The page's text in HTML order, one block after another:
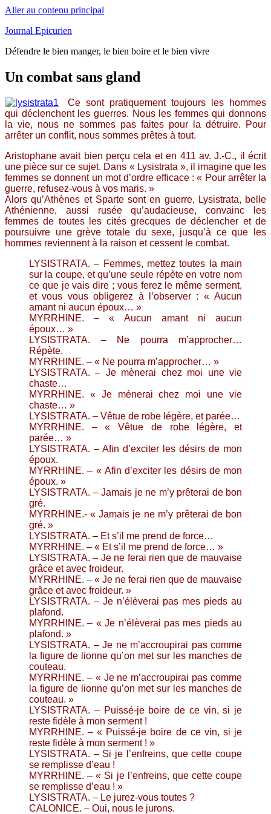
Aller au contenu principal
Journal Epicurien
Défendre le bien manger, le bien boire et le bien vivre
Un combat sans gland
Ce sont pratiquement toujours les hommes
qui déclenchent les guerres. Nous les femmes qui donnons
la vie, nous ne sommes pas faites pour la détruire. Pour
arrêter un conflit, nous sommes prêtes à tout.
Aristophane avait bien perçu cela et en 411 av. J.-C., il écrit
une pièce sur ce sujet. Dans « Lysistrata », il imagine que les
femmes se donnent un mot d’ordre efficace : « Pour arrêter la
guerre, refusez-vous à vos maris. »
Alors qu’Athènes et Sparte sont en guerre, Lysistrata, belle
Athénienne, aussi rusée qu’audacieuse, convainc les
femmes de toutes les cités grecques de déclencher et de
poursuivre une grève totale du sexe, jusqu’à ce que les
hommes reviennent à la raison et cessent le combat.
LYSISTRATA. – Femmes, mettez toutes la main
sur la coupe, et qu’une seule répète en votre nom
ce que je vais dire ; vous ferez le même serment,
et vous vous obligerez à l’observer : « Aucun
amant ni aucun époux… »
MYRRHINE. – « Aucun amant ni aucun
époux… »
LYSISTRATA. – Ne pourra m’approcher…
Répète.
MYRRHINE. – « Ne pourra m’approcher… »
LYSISTRATA. – Je mènerai chez moi une vie
chaste…
MYRRHINE. « Je mènerai chez moi une vie
chaste… »
LYSISTRATA. – Vêtue de robe légère, et parée…
MYRRHINE. – « Vêtue de robe légère, et
parée… »
LYSISTRATA. – Afin d’exciter les désirs de mon
époux.
MYRRHINE. – « Afin d’exciter les désirs de mon
époux. »
LYSISTRATA. – Jamais je ne m’y prêterai de bon
gré.
MYRRHINE.- « Jamais je ne m’y prêterai de bon
gré. »
LYSISTRATA. – Et s’il me prend de force…
MYRRHINE. – « Et s’il me prend de force… »
LYSISTRATA. – Je ne ferai rien que de mauvaise
grâce et avec froideur.
MYRRHINE. – « Je ne ferai rien que de mauvaise
grâce et avec froideur. »
LYSISTRATA. – Je n’élèverai pas mes pieds au
plafond.
MYRRHINE. – « Je n’élèverai pas mes pieds au
plafond. »
LYSISTRATA. – Je ne m’accroupirai pas comme
la figure de lionne qu’on met sur les manches de
couteau.
MYRRHINE. – « Je ne m’accroupirai pas comme
la figure de lionne qu’on met sur les manches de
couteau. »
LYSISTRATA. – Puissé-je boire de ce vin, si je
reste fidèle à mon serment !
MYRRHINE. – « Puissé-je boire de ce vin, si je
reste fidèle à mon serment ! »
LYSISTRATA. – Si je l’enfreins, que cette coupe
se remplisse d’eau !
MYRRHINE. – « Si je l’enfreins, que cette coupe
se remplisse d’eau ! »
LYSISTRATA. – Le jurez-vous toutes ?
CALONICE. – Oui, nous le jurons.